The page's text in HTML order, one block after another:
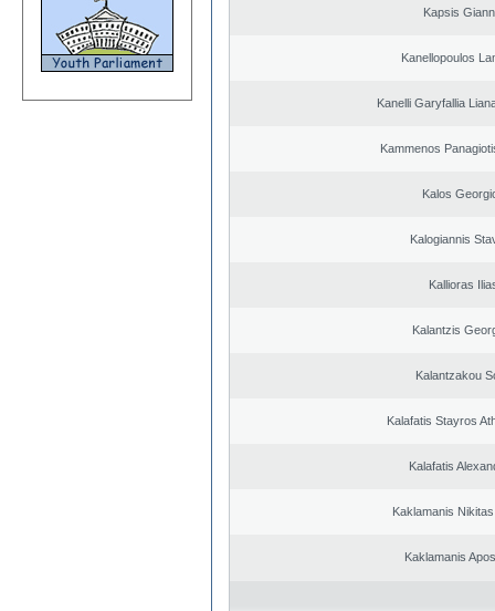
Kapsis
Kanellopoulos
Kanelli Garyfallia
Kammenos
Kalos
Kalogiannis
Kallioras
Kalantzis
Kalantzakou
Kalafatis Stayros
Kalafatis
Kaklamanis
Kaklamanis